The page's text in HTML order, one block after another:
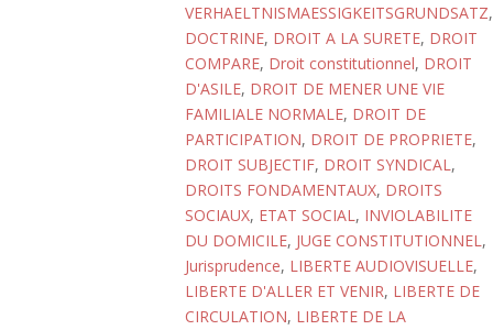
VERHAELTNISMAESSIGKEITSGRUNDSATZ,
DOCTRINE, DROIT A LA SURETE, DROIT
COMPARE, Droit constitutionnel, DROIT
D'ASILE, DROIT DE MENER UNE VIE
FAMILIALE NORMALE, DROIT DE
PARTICIPATION, DROIT DE PROPRIETE,
DROIT SUBJECTIF, DROIT SYNDICAL,
DROITS FONDAMENTAUX, DROITS
SOCIAUX, ETAT SOCIAL, INVIOLABILITE
DU DOMICILE, JUGE CONSTITUTIONNEL,
Jurisprudence, LIBERTE AUDIOVISUELLE,
LIBERTE D'ALLER ET VENIR, LIBERTE DE
CIRCULATION, LIBERTE DE LA